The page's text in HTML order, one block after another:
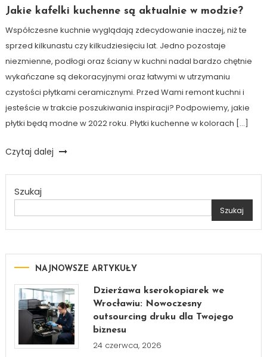
Jakie kafelki kuchenne są aktualnie w modzie?
Współczesne kuchnie wyglądają zdecydowanie inaczej, niż te
sprzed kilkunastu czy kilkudziesięciu lat. Jedno pozostaje
niezmienne, podłogi oraz ściany w kuchni nadal bardzo chętnie
wykańczane są dekoracyjnymi oraz łatwymi w utrzymaniu
czystości płytkami ceramicznymi. Przed Wami remont kuchni i
jesteście w trakcie poszukiwania inspiracji? Podpowiemy, jakie
płytki będą modne w 2022 roku. Płytki kuchenne w kolorach […]
Czytaj dalej
Szukaj
Szukaj
NAJNOWSZE ARTYKUŁY
Dzierżawa kserokopiarek we
Wrocławiu: Nowoczesny
outsourcing druku dla Twojego
biznesu
24 czerwca, 2026